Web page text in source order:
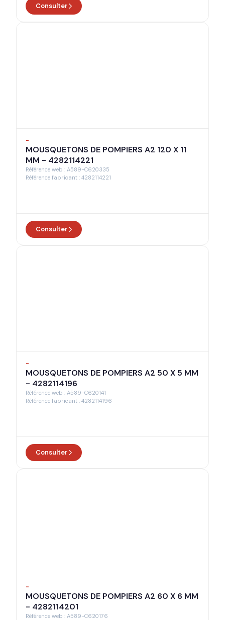
Consulter
-
MOUSQUETONS DE POMPIERS A2 120 X 11
MM - 4282114221
Référence web : A589-C620335
Référence fabricant : 4282114221
Consulter
-
MOUSQUETONS DE POMPIERS A2 50 X 5 MM
- 4282114196
Référence web : A589-C620141
Référence fabricant : 4282114196
Consulter
-
MOUSQUETONS DE POMPIERS A2 60 X 6 MM
- 4282114201
Référence web : A589-C620176